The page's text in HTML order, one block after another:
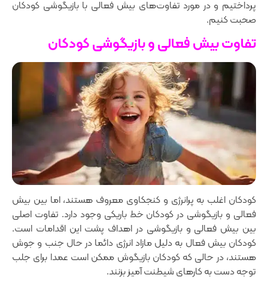
پرداختیم و در مورد تفاوت‌های بیش فعالی با بازیگوشی کودکان
صحبت کنیم.
تفاوت بیش فعالی و بازیگوشی کودکان
کودکان اغلب به پرانرژی و کنجکاوی معروف هستند، اما بین بیش
فعالی و بازیگوشی در کودکان خط باریکی وجود دارد. تفاوت اصلی
بین بیش فعالی و بازیگوشی در اهداف پشت این اقدامات است.
کودکان بیش فعال به دلیل مازاد انرژی دائما در حال جنب و جوش
هستند‌، در حالی که کودکان بازیگوش ممکن است عمدا برای جلب
توجه دست به کارهای شیطنت آمیز بزنند.